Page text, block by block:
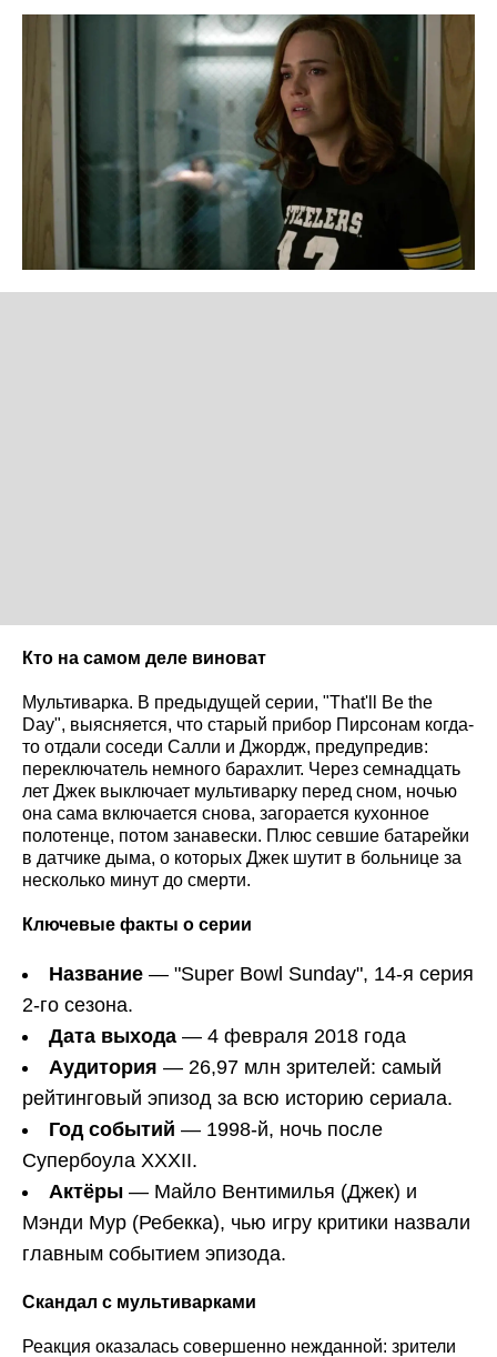
Кто на самом деле виноват
Мультиварка. В предыдущей серии, "That'll Be the
Day", выясняется, что старый прибор Пирсонам когда-
то отдали соседи Салли и Джордж, предупредив:
переключатель немного барахлит. Через семнадцать
лет Джек выключает мультиварку перед сном, ночью
она сама включается снова, загорается кухонное
полотенце, потом занавески. Плюс севшие батарейки
в датчике дыма, о которых Джек шутит в больнице за
несколько минут до смерти.
Ключевые факты о серии
Название — "Super Bowl Sunday", 14-я серия
2-го сезона.
Дата выхода — 4 февраля 2018 года
Аудитория — 26,97 млн зрителей: самый
рейтинговый эпизод за всю историю сериала.
Год событий — 1998-й, ночь после
Супербоула XXXII.
Актёры — Майло Вентимилья (Джек) и
Мэнди Мур (Ребекка), чью игру критики назвали
главным событием эпизода.
Скандал с мультиварками
Реакция оказалась совершенно нежданной: зрители